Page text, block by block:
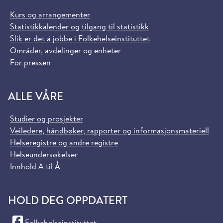
Kurs og arrangementer
Statistikkalender og tilgang til statistikk
Slik er det å jobbe i Folkehelseinstituttet
Områder, avdelinger og enheter
For pressen
ALLE VÅRE
Studier og prosjekter
Veiledere, håndbøker, rapporter og informasjonsmateriell
Helseregistre og andre registre
Helseundersøkelser
Innhold A til Å
HOLD DEG OPPDATERT